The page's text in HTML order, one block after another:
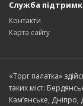
Служба
Контакти
Карта сайту
«Торг палатка»
таких міст:
Кам’янське,